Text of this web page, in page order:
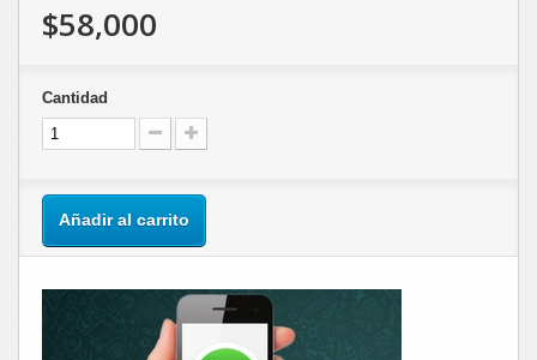
$58,000
Cantidad
Añadir al carrito